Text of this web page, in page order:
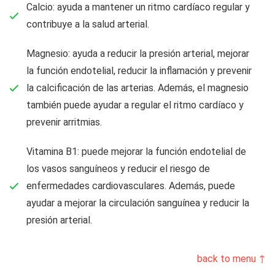
Calcio: ayuda a mantener un ritmo cardíaco regular y
contribuye a la salud arterial.
Magnesio: ayuda a reducir la presión arterial, mejorar
la función endotelial, reducir la inflamación y prevenir
la calcificación de las arterias. Además, el magnesio
también puede ayudar a regular el ritmo cardíaco y
prevenir arritmias.
Vitamina B1: puede mejorar la función endotelial de
los vasos sanguíneos y reducir el riesgo de
enfermedades cardiovasculares. Además, puede
ayudar a mejorar la circulación sanguínea y reducir la
presión arterial.
back to menu ↑